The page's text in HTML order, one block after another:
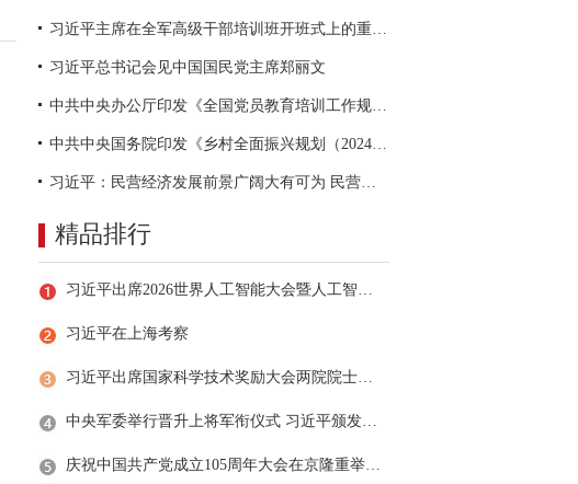
习近平主席在全军高级干部培训班开班式上的重要讲话引领全军开展思想整风、深化政治整训
习近平总书记会见中国国民党主席郑丽文
中共中央办公厅印发《全国党员教育培训工作规划（2024－2028年）》
中共中央国务院印发《乡村全面振兴规划（2024—2027年）》
习近平：民营经济发展前景广阔大有可为 民营企业和民营企业家大显身手正当其时
精品排行
习近平出席2026世界人工智能大会暨人工智能全球治理高级别会议开幕式并发表主旨讲话
习近平在上海考察
习近平出席国家科学技术奖励大会两院院士大会中国科协第十一次全国代表大会并发表重要讲话
中央军委举行晋升上将军衔仪式 习近平颁发命令状并向晋衔的军官表示祝贺
庆祝中国共产党成立105周年大会在京隆重举行 习近平发表重要讲话